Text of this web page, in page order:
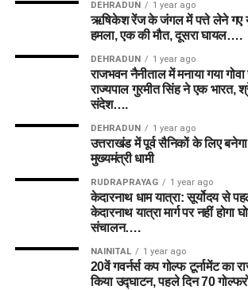
DEHRADUN 1 year ago
ऋषिकेश रेंज के जंगल में पत्ते लेने गए
हमला, एक की मौत, दूसरा घायल….
DEHRADUN 1 year ago
राजभवन नैनीताल में मनाया गया
राज्यपाल गुरमीत सिंह ने एक भारत,
संदेश….
DEHRADUN 1 year ago
उत्तराखंड में पूर्व सैनिकों के लिए
मुख्यमंत्री धामी
RUDRAPRAYAG 1 year ago
केदारनाथ धाम यात्रा: सूर्योदय से
केदारनाथ यात्रा मार्ग पर नहीं होगा
संचालन….
NAINITAL 1 year ago
20वें गवर्नर्स कप गोल्फ टूर्नामेंट का
किया उद्घाटन, पहले दिन 70